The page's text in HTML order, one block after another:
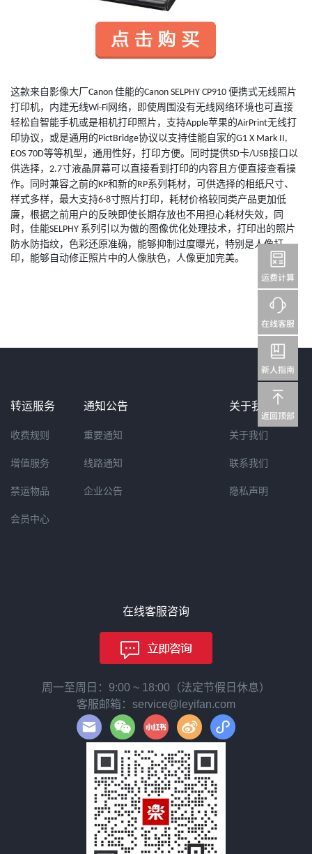
这款来自影像大厂 Canon 佳能的Canon SELPHY CP910 便携式无线照片
打印机，内建无线Wi-Fi网络，即使周围没有无线网络环境也可直接
轻松自智能手机或是相机打印照片，支持Apple苹果的AirPrint无线打
印协议，或是通用的PictBridge协议以支持佳能自家的G1 X Mark II,
EOS 70D等等机型，通用性好，打印方便。同时提供SD卡/USB接口以
供选择， 2.7寸液晶屏幕可以直接看到打印的内容且方便直接查看操
作。同时兼容之前的KP和新的RP系列耗材，可供选择的相纸尺寸、
样式多样，最大支持6-8寸照片打印，耗材价格较同类产品更加低
廉，根据之前用户的反映即使长期存放也不用担心耗材失效，同
时，佳能SELPHY 系列引以为傲的图像优化处理技术，打印出的照片
防水防指纹，色彩还原准确，能够抑制过度曝光，特别是人像打
印，能够自动修正照片中的人像肤色，人像更加完美。
转运服务
收费规则
增值服务
禁运物品
会员中心
通知公告
重要通知
线路通知
企业公告
关于我们
关于我们
联系我们
隐私声明
在线客服咨询
周一至周日：9:00 ~ 18:00（法定节假日休息）
客服邮箱：service@leyifan.com